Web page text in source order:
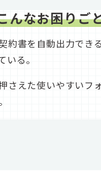
んなお困りご
約書を自動出力でき
いる。
さえた使いやすいフ